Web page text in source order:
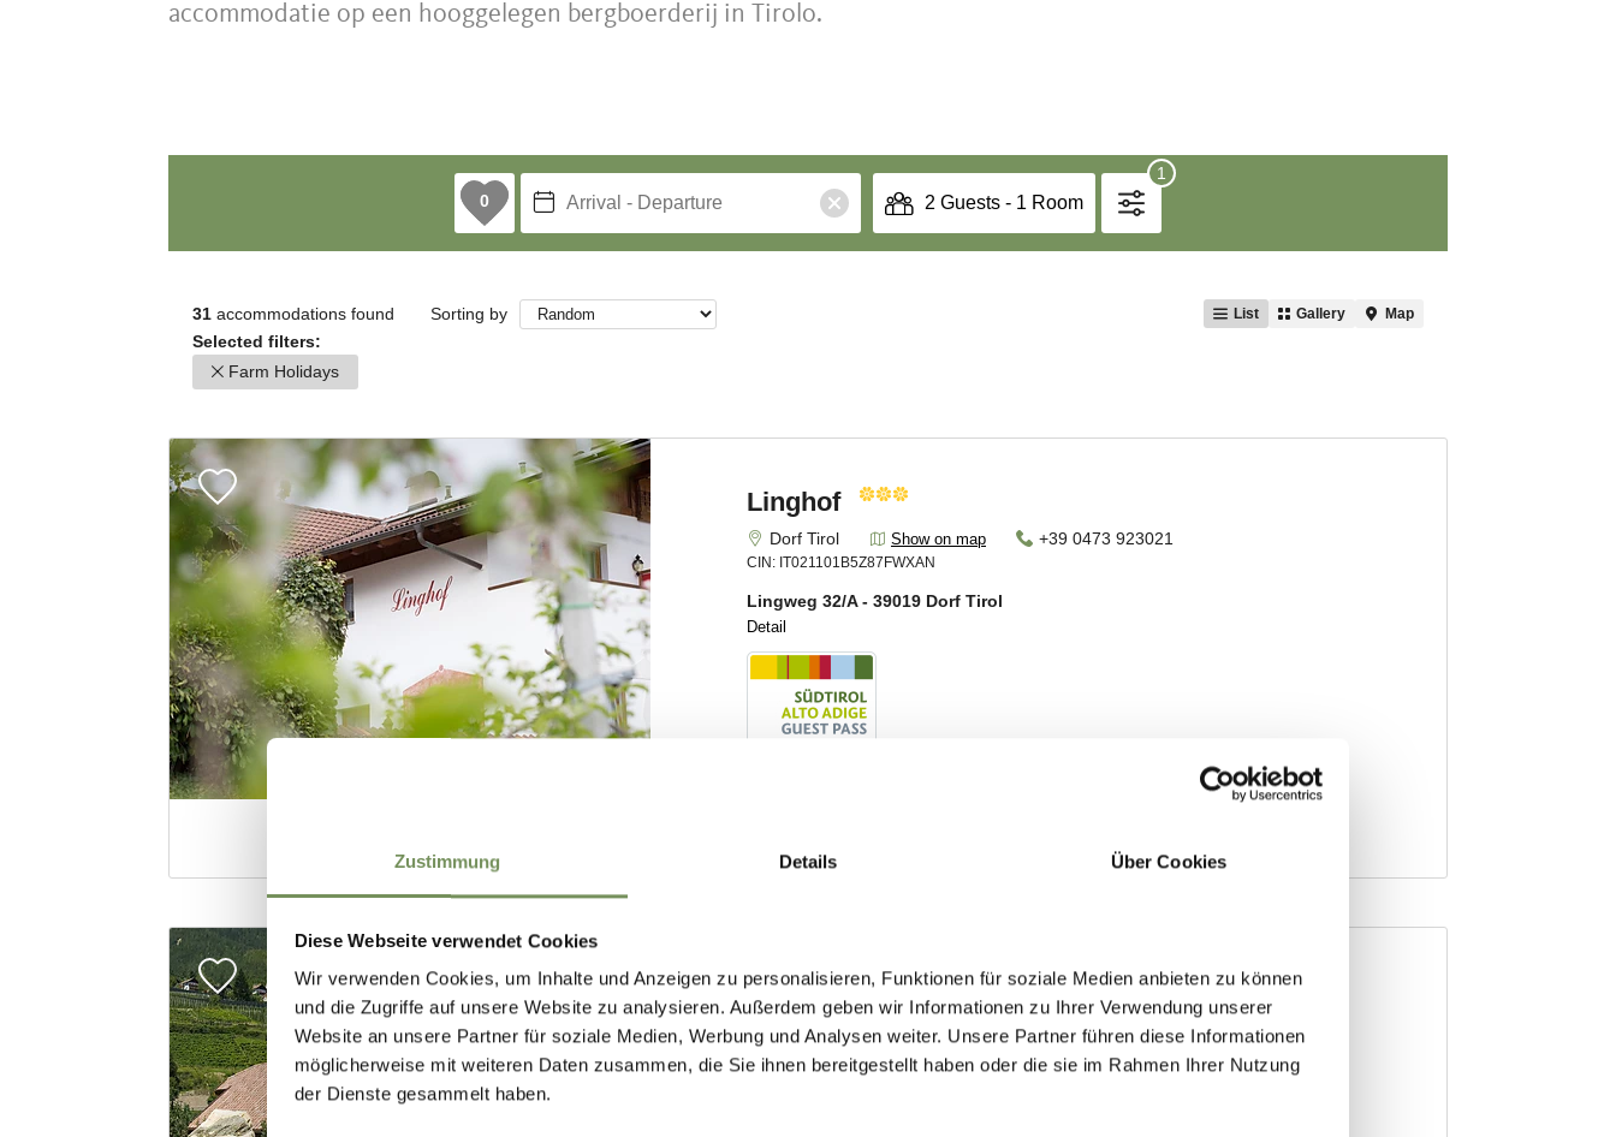
Zustimmung Details Über Cookies
Diese Webseite verwendet Cookies
Wir verwenden Cookies, um Inhalte und Anzeigen zu personalisieren, Funktionen für soziale Medien anbieten zu können
und die Zugriffe auf unsere Website zu analysieren. Außerdem geben wir Informationen zu Ihrer Verwendung unserer
Website an unsere Partner für soziale Medien, Werbung und Analysen weiter. Unsere Partner führen diese Informationen
möglicherweise mit weiteren Daten zusammen, die Sie ihnen bereitgestellt haben oder die sie im Rahmen Ihrer Nutzung
der Dienste gesammelt haben.
accommodatie op een hooggelegen bergboerderij in Tirolo.